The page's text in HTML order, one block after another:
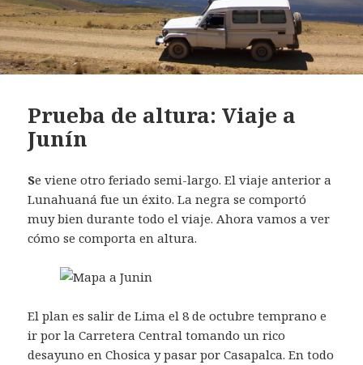
Prueba de altura: Viaje a
Junín
Se viene otro feriado semi-largo. El viaje anterior a
Lunahuaná fue un éxito. La negra se comportó
muy bien durante todo el viaje. Ahora vamos a ver
cómo se comporta en altura.
El plan es salir de Lima el 8 de octubre temprano e
ir por la Carretera Central tomando un rico
desayuno en Chosica y pasar por Casapalca. En todo